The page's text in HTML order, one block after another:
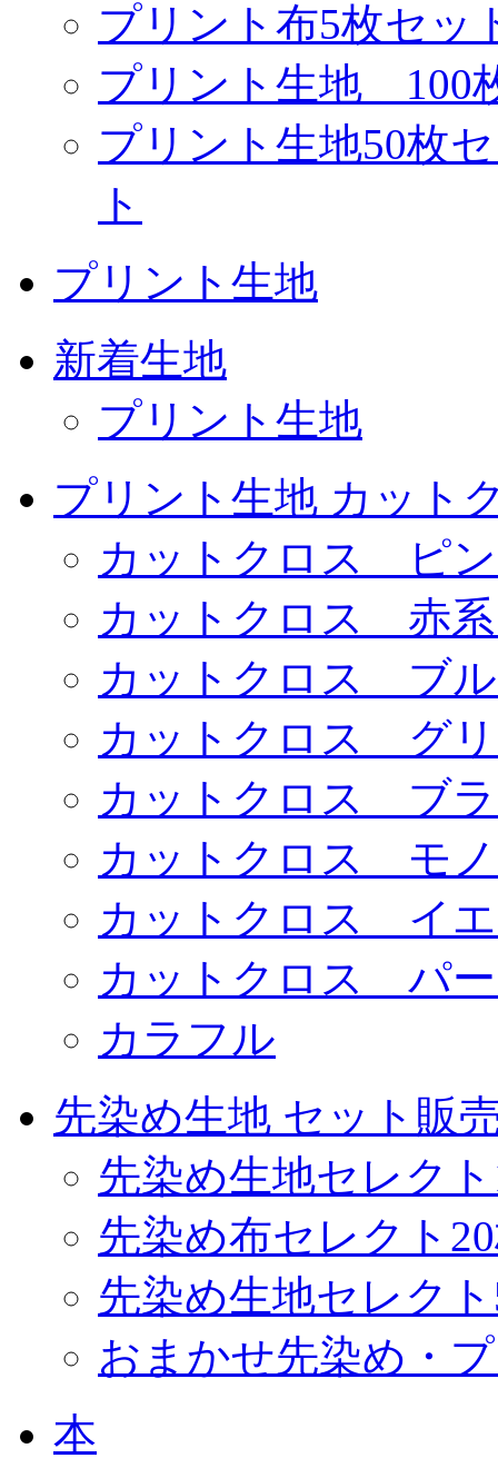
プリント布5枚セ
プリント生地 100
プリント生地50枚
ト
プリント生地
新着生地
プリント生地
プリント生地 カット
カットクロス ピ
カットクロス 赤
カットクロス ブ
カットクロス グ
カットクロス ブ
カットクロス モ
カットクロス イ
カットクロス パ
カラフル
先染め生地 セット販
先染め生地セレク
先染め布セレクト
先染め生地セレク
おまかせ先染め・
本